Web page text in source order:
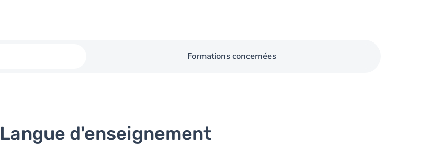
Formations concernées
Langue d'enseignement